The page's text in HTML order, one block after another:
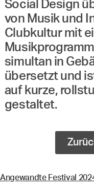
Social Design
von Musik und
Clubkultur mit
simultan in
übersetzt und
auf kurze,
gestaltet.
Angewandte Festival